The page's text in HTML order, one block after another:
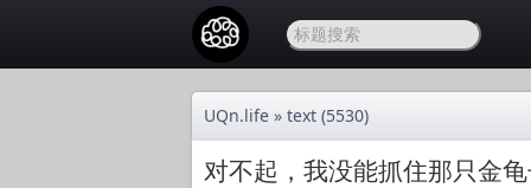
UQn.life » text (5530)
对不起，我没能抓住那只金